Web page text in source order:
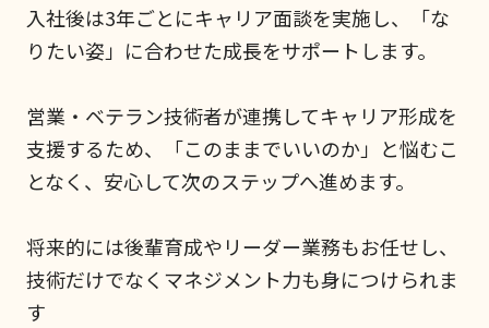
入社後は3年ごとにキャリア面談を実施し、「な
りたい姿」に合わせた成長をサポートします。
営業・ベテラン技術者が連携してキャリア形成を
支援するため、「このままでいいのか」と悩むこ
となく、安心して次のステップへ進めます。
将来的には後輩育成やリーダー業務もお任せし、
技術だけでなくマネジメント力も身につけられま
す